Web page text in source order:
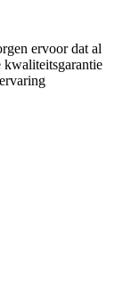
ervoor dat al
kwaliteitsgarantie